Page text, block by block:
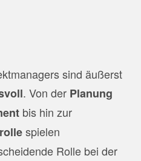
sind äußerst
. Von der Planung
bis hin zur
spielen
Rolle bei der